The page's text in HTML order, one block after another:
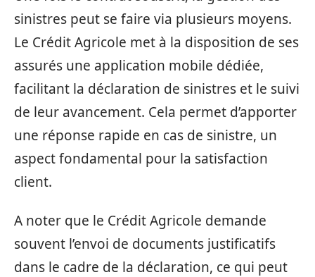
sinistres peut se faire via plusieurs moyens.
Le Crédit Agricole met à la disposition de ses
assurés une application mobile dédiée,
facilitant la déclaration de sinistres et le suivi
de leur avancement. Cela permet d’apporter
une réponse rapide en cas de sinistre, un
aspect fondamental pour la satisfaction
client.
A noter que le Crédit Agricole demande
souvent l’envoi de documents justificatifs
dans le cadre de la déclaration, ce qui peut